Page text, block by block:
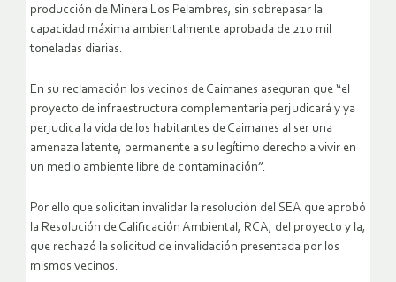
producción de Minera Los Pelambres, sin sobrepasar la
capacidad máxima ambientalmente aprobada de 210 mil
toneladas diarias.
En su reclamación los vecinos de Caimanes aseguran que “el
proyecto de infraestructura complementaria perjudicará y ya
perjudica la vida de los habitantes de Caimanes al ser una
amenaza latente, permanente a su legítimo derecho a vivir en
un medio ambiente libre de contaminación”.
Por ello que solicitan invalidar la resolución del SEA que aprobó
la Resolución de Calificación Ambiental, RCA, del proyecto y la,
que rechazó la solicitud de invalidación presentada por los
mismos vecinos.